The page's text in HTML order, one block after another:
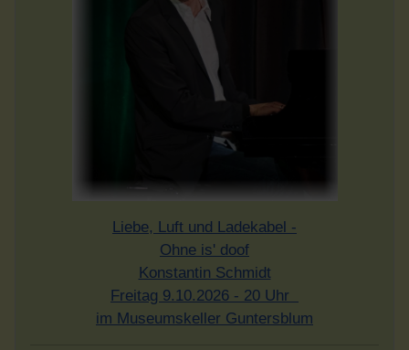
Liebe, Luft und Ladekabel -
Ohne is' doof
Konstantin Schmidt
Freitag 9.10.2026 - 20 Uhr
im Museumskeller Guntersblum